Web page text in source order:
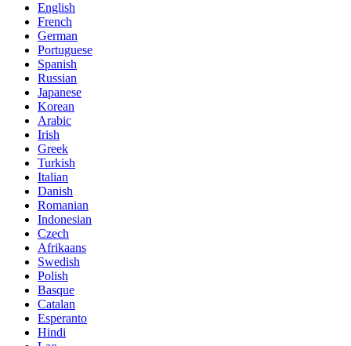
English
French
German
Portuguese
Spanish
Russian
Japanese
Korean
Arabic
Irish
Greek
Turkish
Italian
Danish
Romanian
Indonesian
Czech
Afrikaans
Swedish
Polish
Basque
Catalan
Esperanto
Hindi